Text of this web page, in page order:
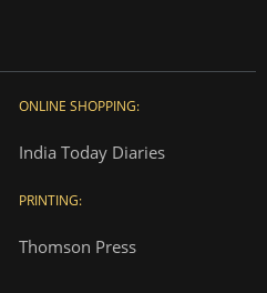
ONLINE SHOPPING:
India Today Diaries
PRINTING:
Thomson Press